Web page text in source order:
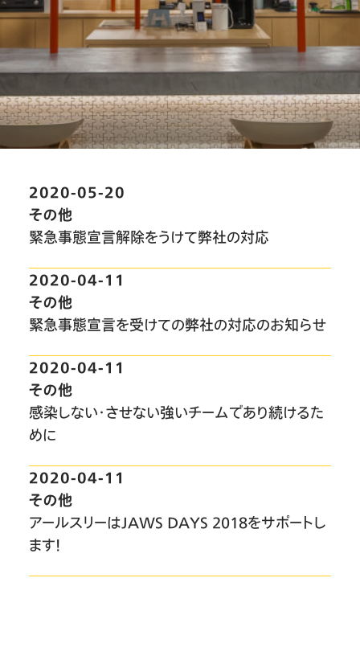
2020-05-20
その他
緊急事態宣言解除をうけて弊社の対応
2020-04-11
その他
緊急事態宣言を受けての弊社の対応のお知らせ
2020-04-11
その他
感染しない・させない強いチームであり続けるた
めに
2020-04-11
その他
アールスリーはJAWS DAYS 2018をサポートし
ます！